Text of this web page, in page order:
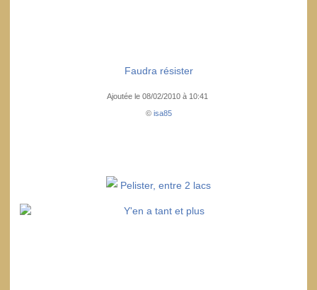
Faudra résister
Ajoutée le 08/02/2010 à 10:41
© isa85
Pelister, entre 2 lacs